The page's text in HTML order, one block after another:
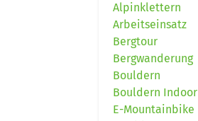
Alpinklettern
Arbeitseinsatz
Bergtour
Bergwanderung
Bouldern
Bouldern Indoor
E-Mountainbike